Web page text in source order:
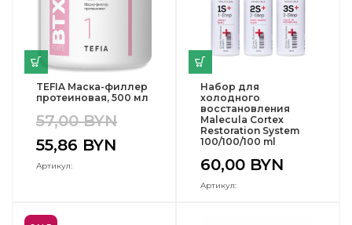
TEFIA Маска-филлер
протеиновая, 500 мл
57,00BYN
55,86 BYN
Артикул:
Набор для
холодного
восстановления
Malecula Cortex
Restoration System
100/100/100 ml
60,00 BYN
Артикул: